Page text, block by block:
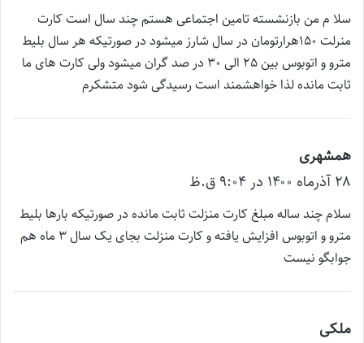
ت
:
سلا م من بازنشسته تامین اجتماعی هستم چند سال است کارت
منرلت 150هرارتومان در سال شارز میشود در صورتیکه هر سال بلیط
مترو و اتوبوس بین 25 الی 30 در صد گران میشود ولی کارت های ما
ثابت مانده لذا خواهشمند است رسیدگی شود متشکرم
همشهری
ف
ت
:
۲۸ آذر‌ماه ۱۴۰۰ در ۹:۰۴ ق.ظ
سلام چند ساله مبلغ کارت منزلت ثابت مانده در صورتیکه بارها بلیط
مترو و اتوبوس افزایش یافته و کارت منزلت بجای یک سال 3 ماه هم
جوابگو نیست
ملکی